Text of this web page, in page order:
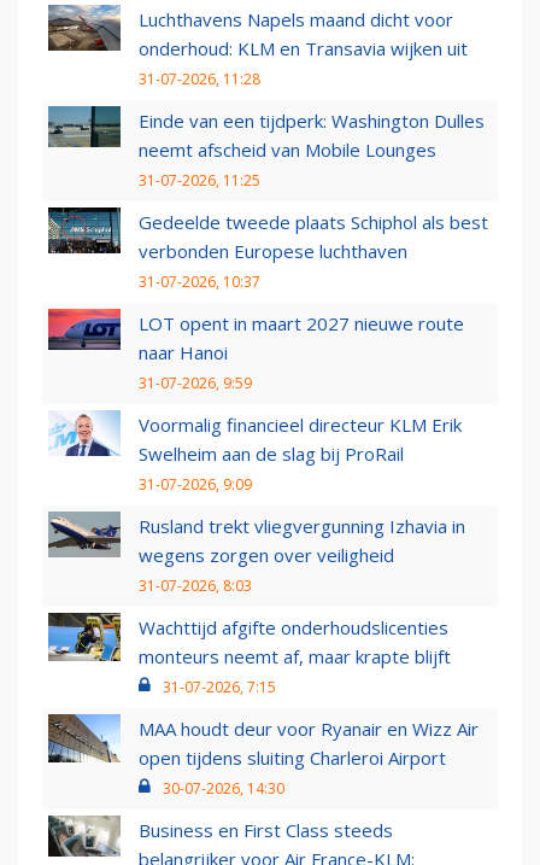
Luchthavens Napels maand dicht voor
onderhoud: KLM en Transavia wijken uit
31-07-2026, 11:28
Einde van een tijdperk: Washington Dulles
neemt afscheid van Mobile Lounges
31-07-2026, 11:25
Gedeelde tweede plaats Schiphol als best
verbonden Europese luchthaven
31-07-2026, 10:37
LOT opent in maart 2027 nieuwe route
naar Hanoi
31-07-2026, 9:59
Voormalig financieel directeur KLM Erik
Swelheim aan de slag bij ProRail
31-07-2026, 9:09
Rusland trekt vliegvergunning Izhavia in
wegens zorgen over veiligheid
31-07-2026, 8:03
Wachttijd afgifte onderhoudslicenties
monteurs neemt af, maar krapte blijft
31-07-2026, 7:15
MAA houdt deur voor Ryanair en Wizz Air
open tijdens sluiting Charleroi Airport
30-07-2026, 14:30
Business en First Class steeds
belangrijker voor Air France-KLM: